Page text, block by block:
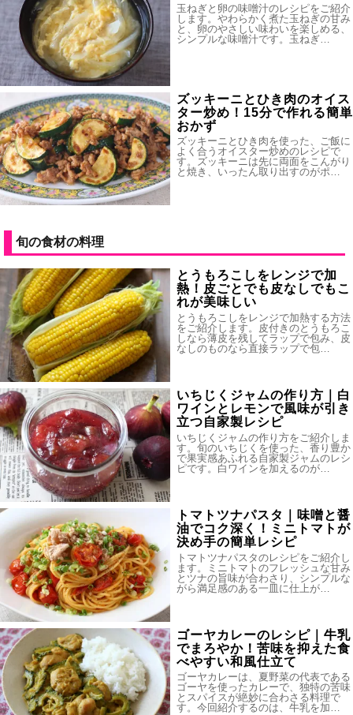
玉ねぎと卵の味噌汁のレシピをご紹介
します。やわらかく煮た玉ねぎの甘み
と、卵のやさしい味わいを楽しめる、
シンプルな味噌汁です。玉ねぎ…
ズッキーニとひき肉のオイス
ター炒め！15分で作れる簡単
おかず
ズッキーニとひき肉を使った、ご飯に
よく合うオイスター炒めのレシピで
す。ズッキーニは先に両面をこんがり
と焼き、いったん取り出すのがポ…
旬の食材の料理
とうもろこしをレンジで加
熱！皮ごとでも皮なしでもこ
れが美味しい
とうもろこしをレンジで加熱する方法
をご紹介します。皮付きのとうもろこ
しなら薄皮を残してラップで包み、皮
なしのものなら直接ラップで包…
いちじくジャムの作り方｜白
ワインとレモンで風味が引き
立つ自家製レシピ
いちじくジャムの作り方をご紹介しま
す。旬のいちじくを使った、香り豊か
で果実感あふれる自家製ジャムのレシ
ピです。白ワインを加えるのが…
トマトツナパスタ｜味噌と醤
油でコク深く！ミニトマトが
決め手の簡単レシピ
トマトツナパスタのレシピをご紹介し
ます。ミニトマトのフレッシュな甘み
とツナの旨味が合わさり、シンプルな
がら満足感のある一皿に仕上が…
ゴーヤカレーのレシピ｜牛乳
でまろやか！苦味を抑えた食
べやすい和風仕立て
ゴーヤカレーは、夏野菜の代表である
ゴーヤを使ったカレーで、独特の苦味
とスパイスが絶妙に合わさる料理で
す。今回紹介するのは、牛乳を加…